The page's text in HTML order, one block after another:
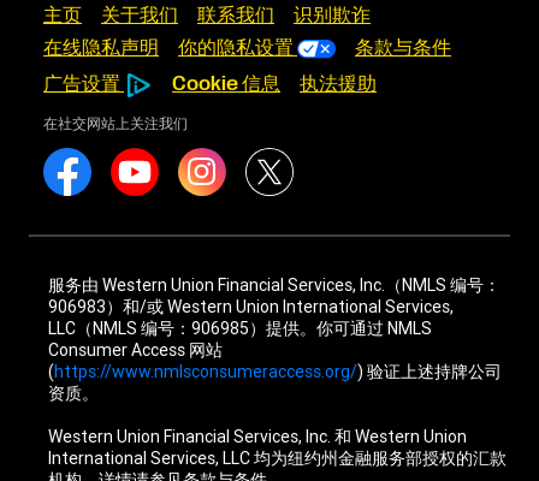
主页 关于我们 联系我们
识别欺诈
在线隐私声明
你的隐私设置
条款与条件
广告设置
Cookie 信息 执法援助
在社交网站上关注我们
服务由 Western Union Financial Services, Inc.（NMLS 编号：
906983）和/或 Western Union International Services,
LLC（NMLS 编号：906985）提供。你可通过 NMLS
Consumer Access 网站
(https://www.nmlsconsumeraccess.org/) 验证上述持牌公司
资质。
Western Union Financial Services, Inc. 和 Western Union
International Services, LLC 均为纽约州金融服务部授权的汇款